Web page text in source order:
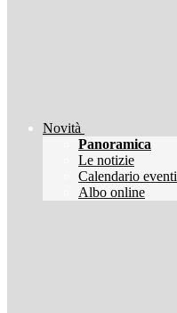
Novità
Panoramica
Le notizie
Calendario eventi
Albo online